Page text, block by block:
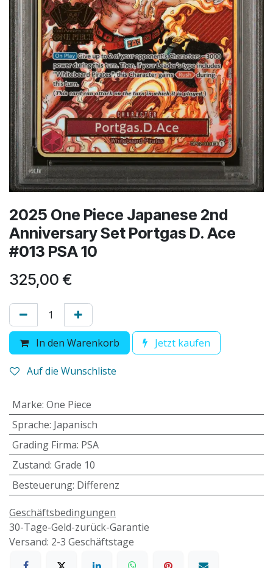
2025 One Piece Japanese 2nd
Anniversary Set Portgas D. Ace
#013 PSA 10
325,00 €
In den Warenkorb Jetzt kaufen
Auf die Wunschliste
Marke: One Piece
Sprache: Japanisch
Grading Firma: PSA
Zustand: Grade 10
Besteuerung: Differenz
Geschäftsbedingungen
30-Tage-Geld-zurück-Garantie
Versand: 2-3 Geschäftstage